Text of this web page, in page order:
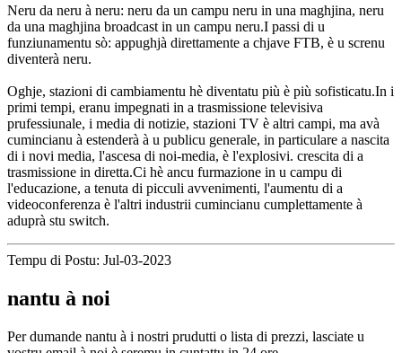
Neru da neru à neru: neru da un campu neru in una maghjina, neru
da una maghjina broadcast in un campu neru.I passi di u
funziunamentu sò: appughjà direttamente a chjave FTB, è u screnu
diventerà neru.
Oghje, stazioni di cambiamentu hè diventatu più è più sofisticatu.In i
primi tempi, eranu impegnati in a trasmissione televisiva
prufessiunale, i media di notizie, stazioni TV è altri campi, ma avà
cumincianu à estenderà à u publicu generale, in particulare a nascita
di i novi media, l'ascesa di noi-media, è l'explosivi. crescita di a
trasmissione in diretta.Ci hè ancu furmazione in u campu di
l'educazione, a tenuta di picculi avvenimenti, l'aumentu di a
videoconferenza è l'altri industrii cumincianu cumplettamente à
aduprà stu switch.
Tempu di Postu: Jul-03-2023
nantu à noi
Per dumande nantu à i nostri prudutti o lista di prezzi, lasciate u